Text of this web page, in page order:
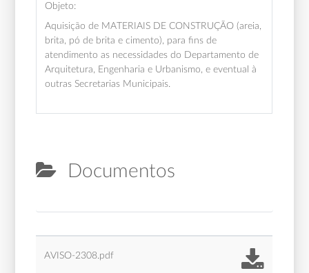
Objeto:
Aquisição de MATERIAIS DE CONSTRUÇÃO (areia,
brita, pó de brita e cimento), para fins de
atendimento as necessidades do Departamento de
Arquitetura, Engenharia e Urbanismo, e eventual à
outras Secretarias Municipais.
Documentos
AVISO-2308.pdf